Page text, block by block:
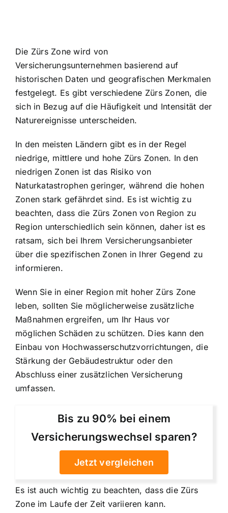
Die Zürs Zone wird von
Versicherungsunternehmen basierend auf
historischen Daten und geografischen Merkmalen
festgelegt. Es gibt verschiedene Zürs Zonen, die
sich in Bezug auf die Häufigkeit und Intensität der
Naturereignisse unterscheiden.
In den meisten Ländern gibt es in der Regel
niedrige, mittlere und hohe Zürs Zonen. In den
niedrigen Zonen ist das Risiko von
Naturkatastrophen geringer, während die hohen
Zonen stark gefährdet sind. Es ist wichtig zu
beachten, dass die Zürs Zonen von Region zu
Region unterschiedlich sein können, daher ist es
ratsam, sich bei Ihrem Versicherungsanbieter
über die spezifischen Zonen in Ihrer Gegend zu
informieren.
Wenn Sie in einer Region mit hoher Zürs Zone
leben, sollten Sie möglicherweise zusätzliche
Maßnahmen ergreifen, um Ihr Haus vor
möglichen Schäden zu schützen. Dies kann den
Einbau von Hochwasserschutzvorrichtungen, die
Stärkung der Gebäudestruktur oder den
Abschluss einer zusätzlichen Versicherung
umfassen.
Bis zu 90% bei einem
Versicherungswechsel sparen?
Jetzt vergleichen
Es ist auch wichtig zu beachten, dass die Zürs
Zone im Laufe der Zeit variieren kann.